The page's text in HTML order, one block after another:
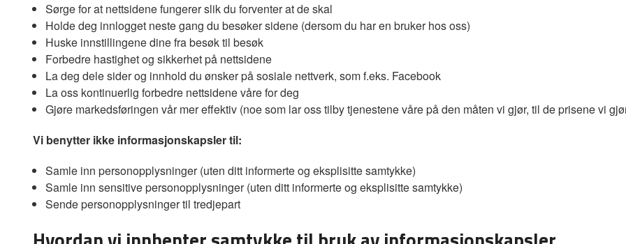
Sørge for at nettsidene fungerer slik du forventer at de skal
Holde deg innlogget neste gang du besøker sidene (dersom du har en bruker hos oss)
Huske innstillingene dine fra besøk til besøk
Forbedre hastighet og sikkerhet på nettsidene
La deg dele sider og innhold du ønsker på sosiale nettverk, som f.eks. Facebook
La oss kontinuerlig forbedre nettsidene våre for deg
Gjøre markedsføringen vår mer effektiv (noe som lar oss tilby tjenestene våre på den måten vi gjør, til de prisene vi
Vi benytter ikke informasjonskapsler til:
Samle inn personopplysninger (uten ditt informerte og eksplisitte samtykke)
Samle inn sensitive personopplysninger (uten ditt informerte og eksplisitte samtykke)
Sende personopplysninger til tredjepart